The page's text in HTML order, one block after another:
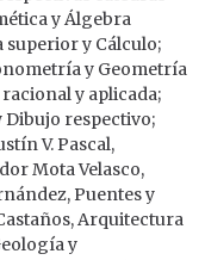
y Álgebra
superior y Cálculo;
y Geometría
y aplicada;
Dibujo respectivo;
V. Pascal,
Mota Velasco,
Puentes y
Arquitectura
y